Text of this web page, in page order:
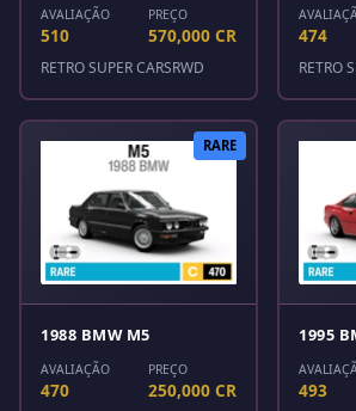
AVALIAÇÃO
510
PREÇO
570,000 CR
RETRO SUPER CARSRWD
474
RETRO
RARE
1988 BMW M5
AVALIAÇÃO
470
PREÇO
250,000 CR
1995
493